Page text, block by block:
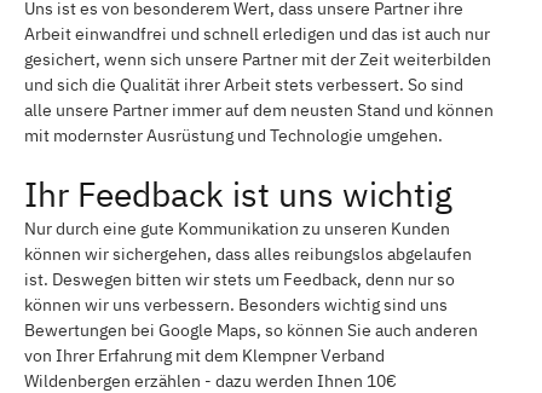
Uns ist es von besonderem Wert, dass unsere Partner ihre
Arbeit einwandfrei und schnell erledigen und das ist auch nur
gesichert, wenn sich unsere Partner mit der Zeit weiterbilden
und sich die Qualität ihrer Arbeit stets verbessert. So sind
alle unsere Partner immer auf dem neusten Stand und können
mit modernster Ausrüstung und Technologie umgehen.
Ihr Feedback ist uns wichtig
Nur durch eine gute Kommunikation zu unseren Kunden
können wir sichergehen, dass alles reibungslos abgelaufen
ist. Deswegen bitten wir stets um Feedback, denn nur so
können wir uns verbessern. Besonders wichtig sind uns
Bewertungen bei Google Maps, so können Sie auch anderen
von Ihrer Erfahrung mit dem Klempner Verband
Wildenbergen erzählen - dazu werden Ihnen 10€